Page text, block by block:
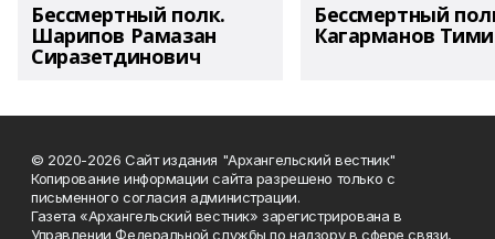
Бессмертный полк.
Шарипов Рамазан
Сиразетдинович
Бессмертный
Кагарманов
© 2020-2026 Сайт издания "Архангельский вестник"
Копирование информации сайта разрешено только с
письменного согласия администрации.
Газета «Архангельский вестник» зарегистрирована в
Управлении Федеральной службы по надзору в сфере связи,